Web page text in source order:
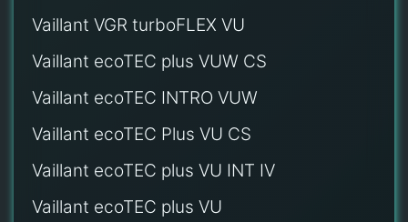
Vaillant VGR turboFLEX VU
Vaillant ecoTEC plus VUW CS
Vaillant ecoTEC INTRO VUW
Vaillant ecoTEC Plus VU CS
Vaillant ecoTEC plus VU INT IV
Vaillant ecoTEC plus VU